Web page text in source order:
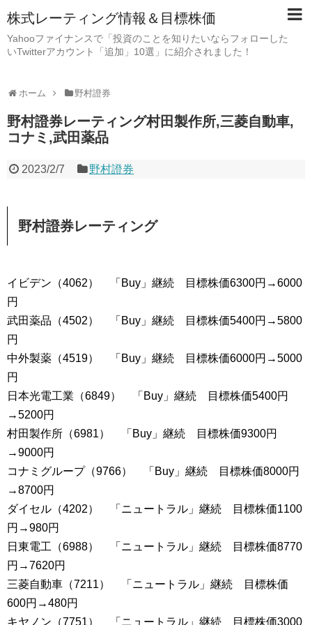
株式レーティング情報＆目標株価
Yahooファイナンスで「投資のことを知りたいならフォローした
いTwitterアカウント「追加」10選」に紹介されました！
ホーム 野村證券
野村證券レーティング村田製作所,三菱自動車,
コナミ,武田薬品
2023/2/7 野村證券
野村證券レーティング
イビデン（4062） 「Buy」継続 目標株価6300円→6000
円
武田薬品（4502） 「Buy」継続 目標株価5400円→5800
円
中外製薬（4519） 「Buy」継続 目標株価6000円→5000
円
日本光電工業（6849） 「Buy」継続 目標株価5400円
→5200円
村田製作所（6981） 「Buy」継続 目標株価9300円
→9000円
コナミグループ（9766） 「Buy」継続 目標株価8000円
→8700円
ダイセル（4202） 「ニュートラル」継続 目標株価1100
円→980円
日東電工（6988） 「ニュートラル」継続 目標株価8770
円→7620円
三菱自動車（7211） 「ニュートラル」継続 目標株価
600円→480円
キヤノン（7751） 「ニュートラル」継続 目標株価3000